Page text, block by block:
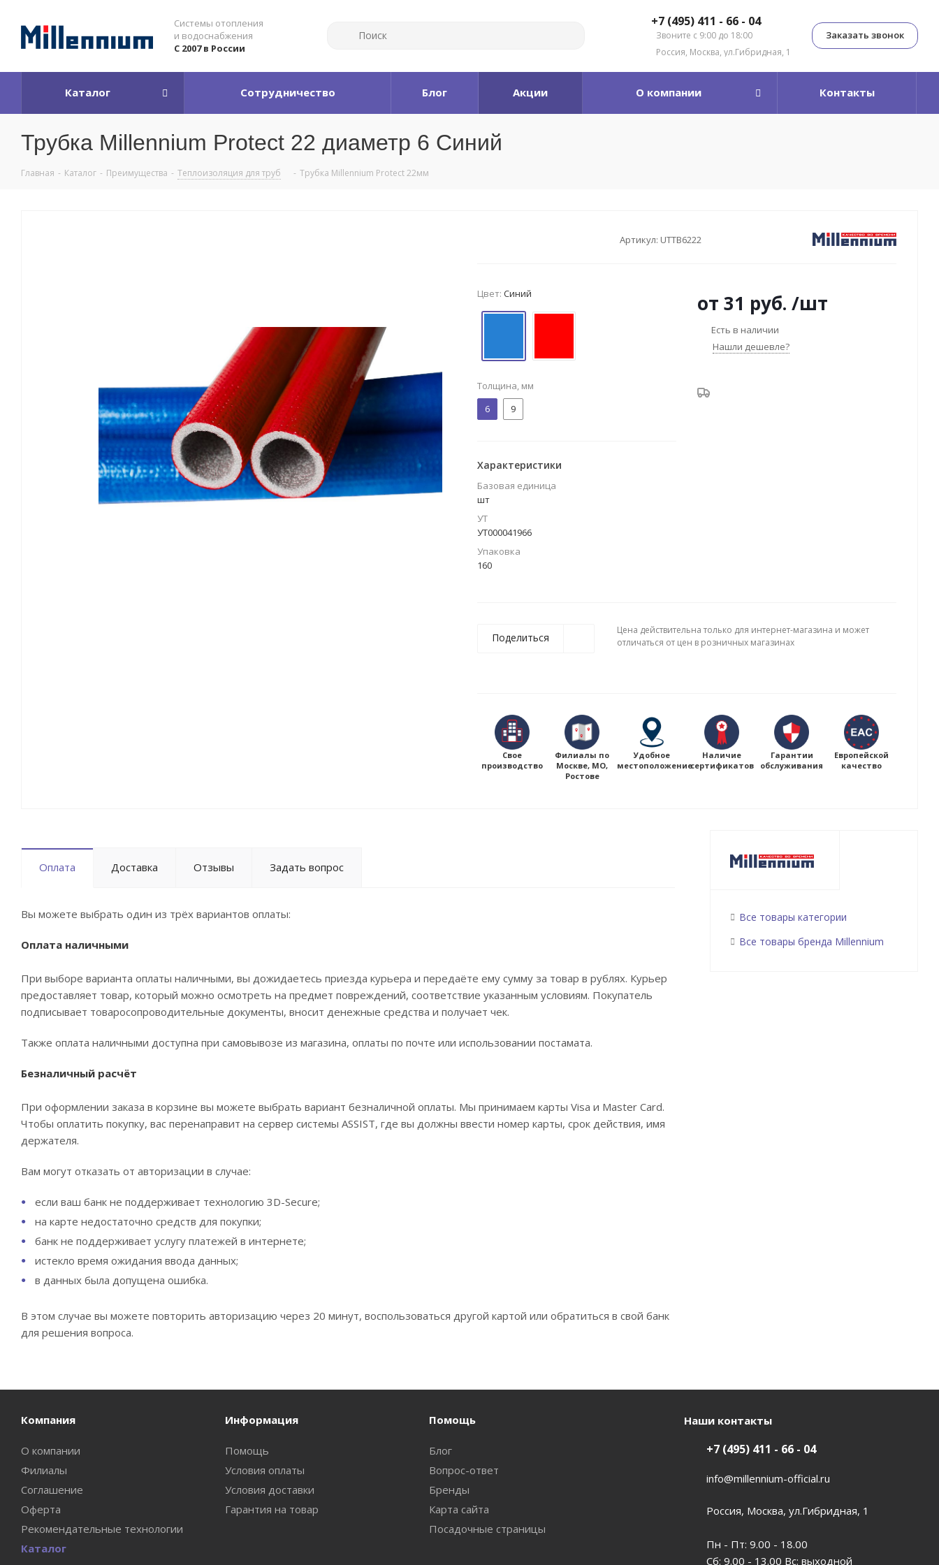
Системы отопления
и водоснабжения
С 2007 в России
+7 (495) 411 - 66 - 04
Звоните с 9:00 до 18:00
Россия, Москва, ул.Гибридная, 1
Заказать звонок
Каталог Сотрудничество Блог Акции О компании Контакты
Трубка Millennium Protect 22 диаметр 6 Синий
Главная - Каталог - Преимущества - Теплоизоляция для труб - Трубка Millennium Protect 22мм
Артикул: UTTB6222
Цвет: Синий
Толщина, мм
6
9
Характеристики
Базовая единица
шт
УТ
УТ000041966
Упаковка
160
от 31 руб. /шт
Есть в наличии
Нашли дешевле?
Поделиться
Цена действительна только для интернет-магазина и может
отличаться от цен в розничных магазинах
Свое
производство
Филиалы по
Москве, МО,
Ростове
Удобное
местоположение
Наличие
сертификатов
Гарантии
обслуживания
Европейской
качество
Оплата Доставка Отзывы Задать вопрос
Вы можете выбрать один из трёх вариантов оплаты:
Оплата наличными
При выборе варианта оплаты наличными, вы дожидаетесь приезда курьера и передаёте ему сумму за товар в рублях. Курьер
предоставляет товар, который можно осмотреть на предмет повреждений, соответствие указанным условиям. Покупатель
подписывает товаросопроводительные документы, вносит денежные средства и получает чек.
Также оплата наличными доступна при самовывозе из магазина, оплаты по почте или использовании постамата.
Безналичный расчёт
При оформлении заказа в корзине вы можете выбрать вариант безналичной оплаты. Мы принимаем карты Visa и Master Card.
Чтобы оплатить покупку, вас перенаправит на сервер системы ASSIST, где вы должны ввести номер карты, срок действия, имя
держателя.
Вам могут отказать от авторизации в случае:
если ваш банк не поддерживает технологию 3D-Secure;
на карте недостаточно средств для покупки;
банк не поддерживает услугу платежей в интернете;
истекло время ожидания ввода данных;
в данных была допущена ошибка.
В этом случае вы можете повторить авторизацию через 20 минут, воспользоваться другой картой или обратиться в свой банк
для решения вопроса.
Все товары категории
Все товары бренда Millennium
Компания
О компании
Филиалы
Соглашение
Оферта
Рекомендательные технологии
Информация
Помощь
Условия оплаты
Условия доставки
Гарантия на товар
Помощь
Блог
Вопрос-ответ
Бренды
Карта сайта
Посадочные страницы
Каталог
Наши контакты
+7 (495) 411 - 66 - 04
info@millennium-official.ru
Россия, Москва, ул.Гибридная, 1
Пн - Пт: 9.00 - 18.00
Сб: 9.00 - 13.00 Вс: выходной